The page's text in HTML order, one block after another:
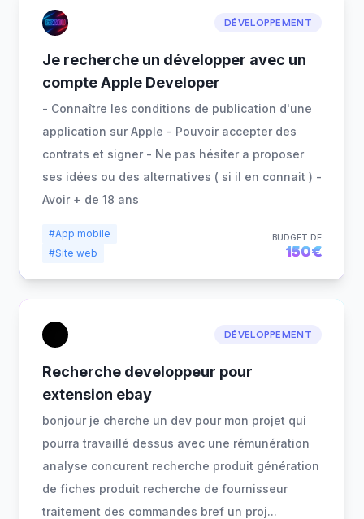
DÉVELOPPEMENT
Je recherche un développer avec un
compte Apple Developer
- Connaître les conditions de publication d'une
application sur Apple - Pouvoir accepter des
contrats et signer - Ne pas hésiter a proposer
ses idées ou des alternatives ( si il en connait ) -
Avoir + de 18 ans
#App mobile
#Site web
BUDGET DE
150€
DÉVELOPPEMENT
Recherche developpeur pour
extension ebay
bonjour je cherche un dev pour mon projet qui
pourra travaillé dessus avec une rémunération
analyse concurent recherche produit génération
de fiches produit recherche de fournisseur
traitement des commandes bref un proj...